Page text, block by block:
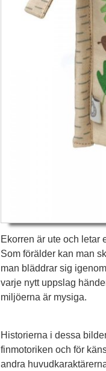
Ekorren är ute och letar
Som förälder kan man
man bläddrar sig
varje nytt uppslag
miljöerna är mysiga.
Historierna i dessa
finmotoriken och för
andra